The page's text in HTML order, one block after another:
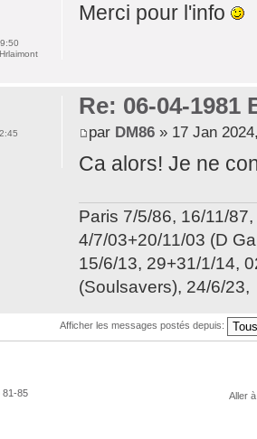
Merci pour l'info
Re: 06-04-
par DM86» 17 Jan
Ca alors! Je ne
Paris 7/5/86, 16/11/
4/7/03+20/11/03 (D
15/6/13, 29+31/1/14,
(Soulsavers), 24/6/23,
Afficher les messages postés depuis:
81-85 Aller